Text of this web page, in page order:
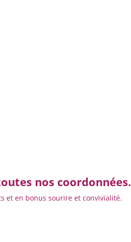
nos coordonnées.
et en bonus sourire et convivialité.